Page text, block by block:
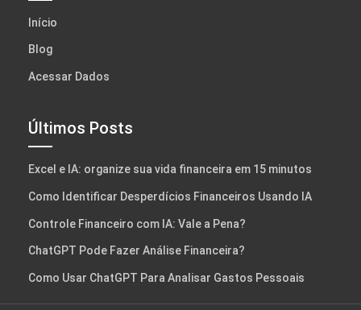
Início
Blog
Acessar Dados
Últimos Posts
Excel e IA: organize sua vida financeira em 15 minutos
Como Identificar Desperdícios Financeiros Usando IA
Controle Financeiro com IA: Vale a Pena?
ChatGPT Pode Fazer Análise Financeira?
Como Usar ChatGPT Para Analisar Gastos Pessoais